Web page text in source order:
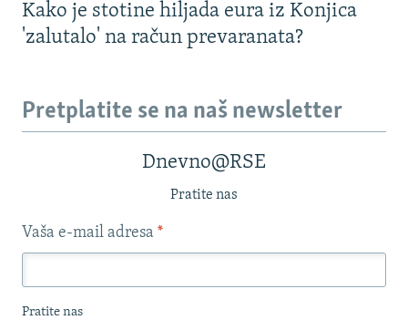
Kako je stotine hiljada eura iz Konjica
'zalutalo' na račun prevaranata?
Pretplatite se na naš newsletter
Dnevno@RSE
Pratite nas
Vaša e-mail adresa *
Pratite nas